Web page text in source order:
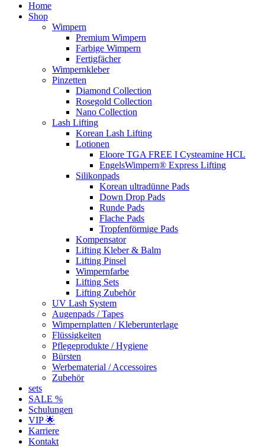
Home
Shop
Wimpern
Premium Wimpern
Farbige Wimpern
Fertigfächer
Wimpernkleber
Pinzetten
Diamond Collection
Rosegold Collection
Nano Collection
Lash Lifting
Korean Lash Lifting
Lotionen
Eloore TGA FREE I Cysteamine HCL
EngelsWimpern® Express Lifting
Silikonpads
Korean ultradünne Pads
Down Drop Pads
Runde Pads
Flache Pads
Tropfenförmige Pads
Kompensator
Lifting Kleber & Balm
Lifting Pinsel
Wimpernfarbe
Lifting Sets
Lifting Zubehör
UV Lash System
Augenpads / Tapes
Wimpernplatten / Kleberunterlage
Flüssigkeiten
Pflegeprodukte / Hygiene
Bürsten
Werbematerial / Accessoires
Zubehör
sets
SALE %
Schulungen
VIP 🌟
Karriere
Kontakt